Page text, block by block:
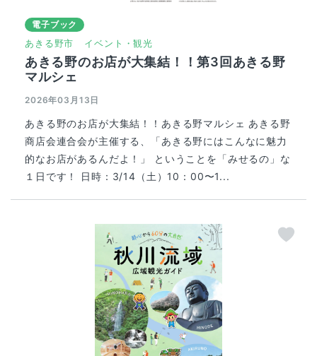
電子ブック
あきる野市 イベント・観光
あきる野のお店が大集結！！第3回あきる野
マルシェ
2026年03月13日
あきる野のお店が大集結！！あきる野マルシェ あきる野
商店会連合会が主催する、「あきる野にはこんなに魅力
的なお店があるんだよ！」 ということを「みせるの」な
１日です！ 日時：3/14（土）10：00〜1...